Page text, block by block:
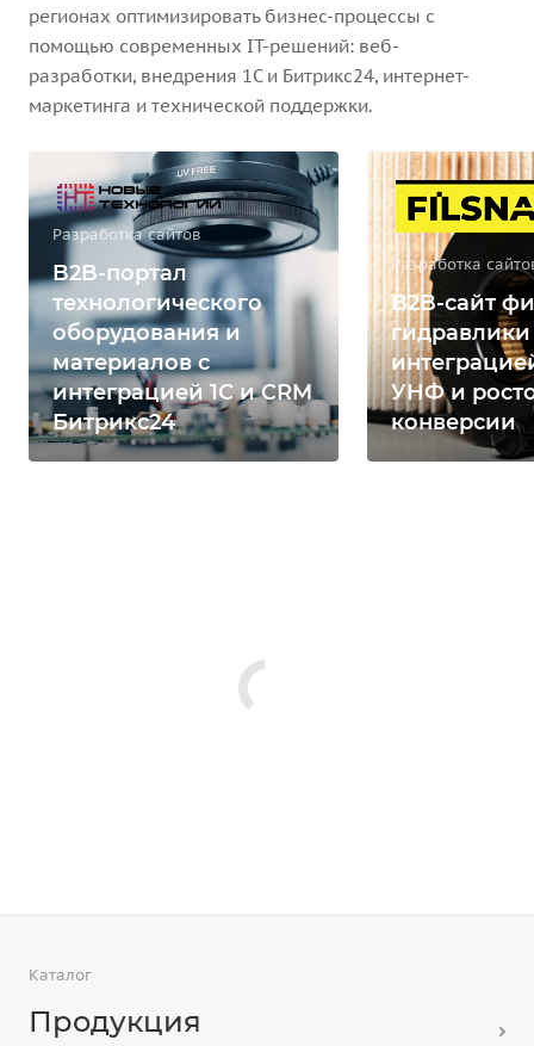
регионах оптимизировать бизнес-процессы с
помощью современных IT-решений: веб-
разработки, внедрения 1С и Битрикс24, интернет-
маркетинга и технической поддержки.
Разработка сайтов
B2B-портал
технологического
оборудования и
материалов с
интеграцией 1С и CRM
Битрикс24
Разработка
B2B-сайт
гидравлики
УНФ и
конверсии
Каталог
Продукция